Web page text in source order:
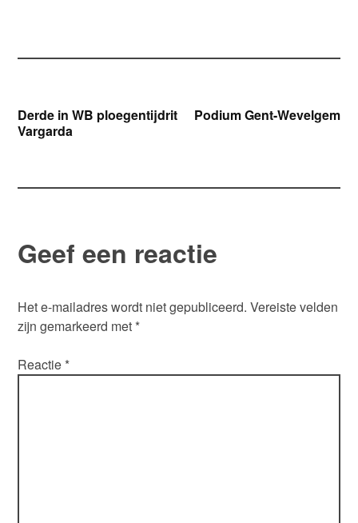
Bericht
navigatie
Derde in WB ploegentijdrit
Vargarda
Podium Gent-Wevelgem
Geef een reactie
Het e-mailadres wordt niet gepubliceerd. Vereiste velden
zijn gemarkeerd met *
Reactie *